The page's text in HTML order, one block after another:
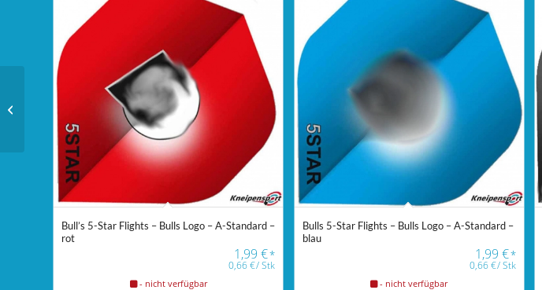
Bull’s 5-Star Flights – Bulls Logo – A-Standard –
rot
1,99€*
0,66€/Stk
- nicht verfügbar
Bulls 5-Star Flights – Bulls Logo – A-Standard –
blau
1,99 €*
0,66€/Stk
- nicht verfügbar
Unicorn Dartstand Tri-